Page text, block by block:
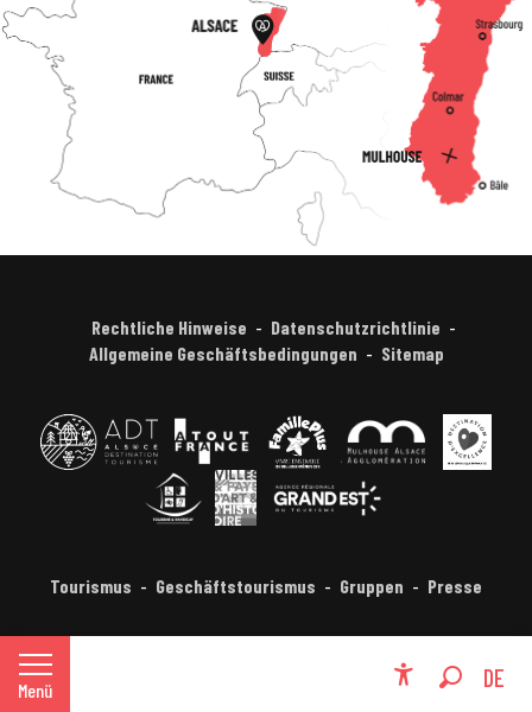
Menü DE
FR
Rechtliche Hinweise
Datenschutzrichtlinie
Allgemeine Geschäftsbedingungen
Sitemap
Tourismus Geschäftstourismus Gruppen Presse